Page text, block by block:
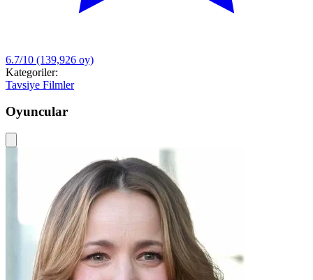
6.7/10 (139,926 oy)
Kategoriler:
Tavsiye Filmler
Oyuncular